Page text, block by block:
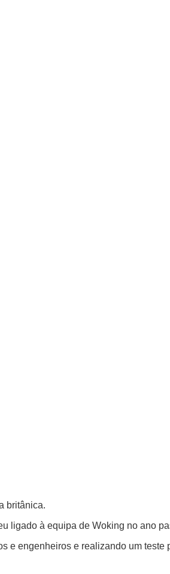
britânica.
ligado à equipa de Woking no ano
e engenheiros e realizando um teste